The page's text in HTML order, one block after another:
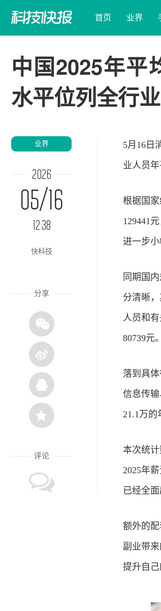
首页 业界
中国2025年平
水平位列全行
业界
2026
05/16
12:38
快科技
分享
评论
5月16日
业人员
根据国
129441
进一步小
同期国
分清晰
人员和
80739元。
落到具
信息传
21.1万的
本次统
2025年
已经全
额外的
副业带
提升自己